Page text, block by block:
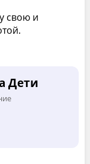
свою и
Дети